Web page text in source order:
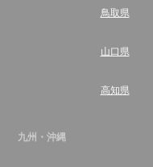
鳥取県
山口県
高知県
九州・沖縄